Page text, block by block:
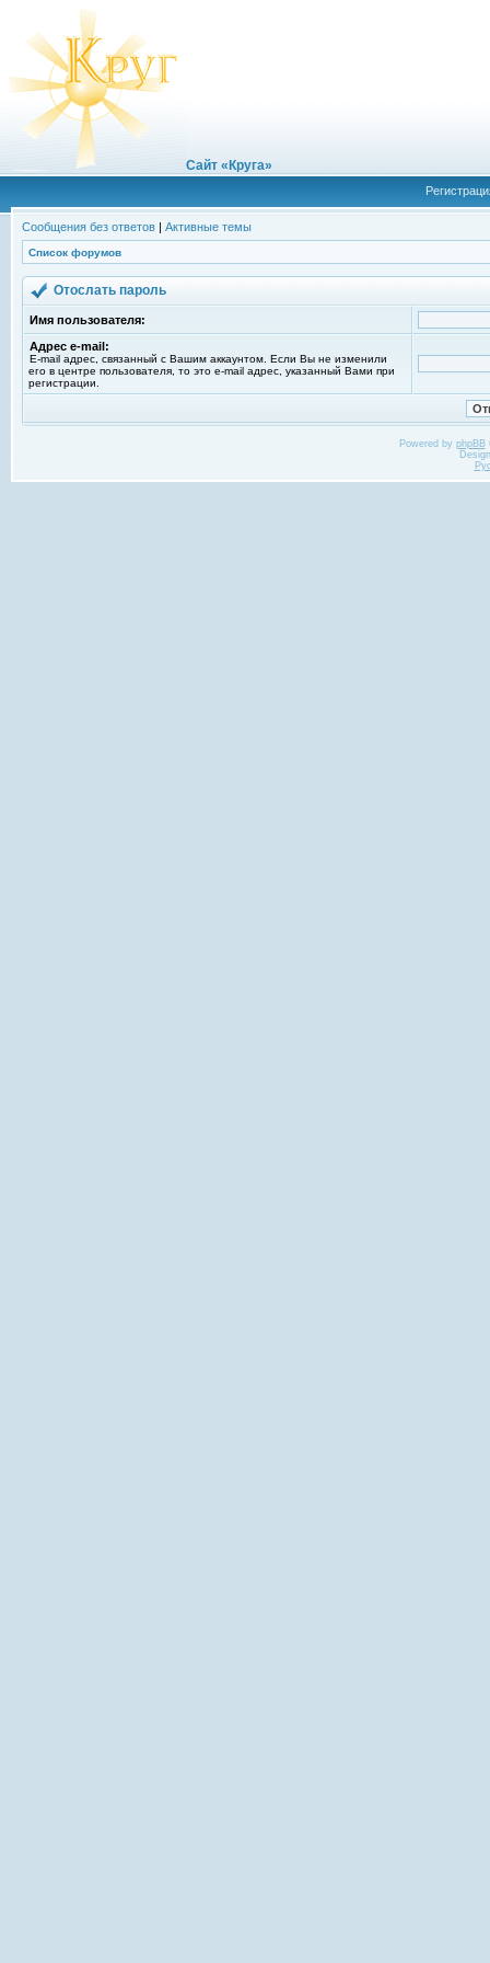
Сайт «Круга»
Сообщения без ответов | Активные темы
Список форумов
Отослать пароль
Имя пользователя:
Адрес e-mail:
E-mail адрес, связанный с Вашим аккаунтом. Если Вы не изменили
его в центре пользователя, то это e-mail адрес, указанный Вами при
регистрации.
Powered by phpBB